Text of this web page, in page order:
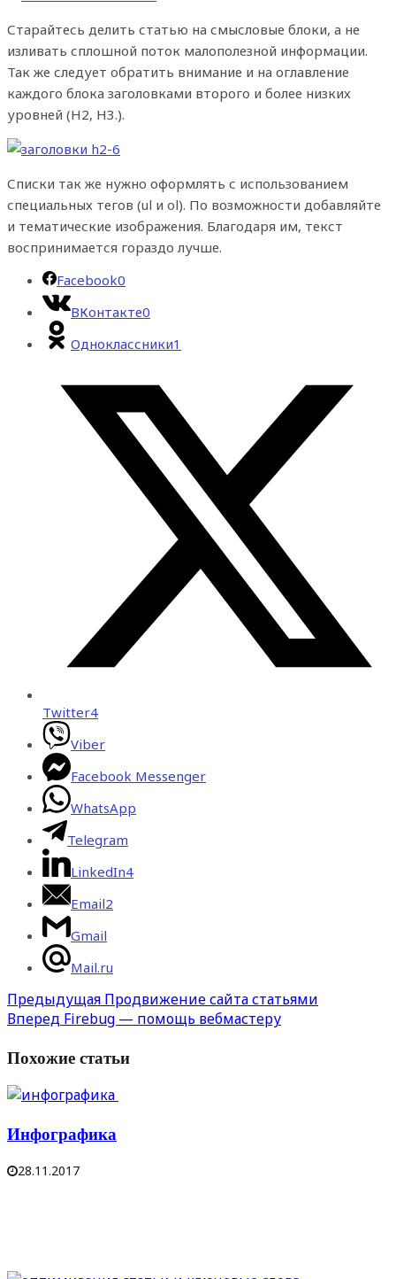
Старайтесь делить статью на смысловые блоки, а не
изливать сплошной поток малополезной информации.
Так же следует обратить внимание и на оглавление
каждого блока заголовками второго и более низких
уровней (Н2, Н3.).
Списки так же нужно оформлять с использованием
специальных тегов (ul и ol). По возможности добавляйте
и тематические изображения. Благодаря им, текст
воспринимается гораздо лучше.
Facebook0
ВКонтакте0
Одноклассники1
Twitter4
Viber
Facebook Messenger
WhatsApp
Telegram
LinkedIn4
Email2
Gmail
Mail.ru
Предыдущая Продвижение сайта статьями
Вперед Firebug — помощь вебмастеру
Похожие статьи
Инфографика
28.11.2017